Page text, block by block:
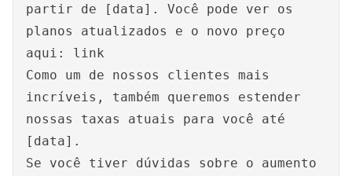
partir de [data]. Você pode ver os
planos atualizados e o novo preço
aqui: link
Como um de nossos clientes mais
incríveis, também queremos estender
nossas taxas atuais para você até
[data].
Se você tiver dúvidas sobre o aumento